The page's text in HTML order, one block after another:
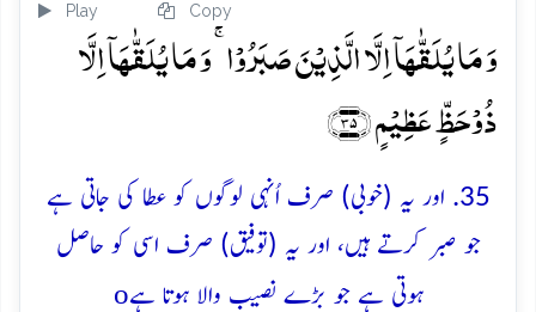
Play Copy
وَ مَا یُلَقّٰہَاۤ اِلَّا الَّذِیۡنَ صَبَرُوۡا ۚ وَ مَا یُلَقّٰہَاۤ اِلَّا
ذُوۡحَظٍّ عَظِیۡمٍ ﴿۳۵﴾
35. اور یہ (خوبی) صرف اُنہی لوگوں کو عطا کی جاتی ہے
جو صبر کرتے ہیں، اور یہ (توفیق) صرف اسی کو حاصل
ہوتی ہے جو بڑے نصیب والا ہوتا ہےo